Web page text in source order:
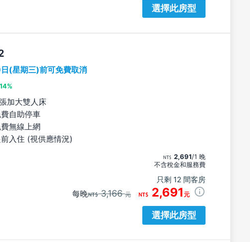
選擇此房型
(星期三)前可免費取消
加大雙人床
自助停車
無線上網
入住 (視供應情況)
2,691/1 晚
不含稅金和服務費
只剩 12 間客房
每晚 3,166元 2,691 元
選擇此房型